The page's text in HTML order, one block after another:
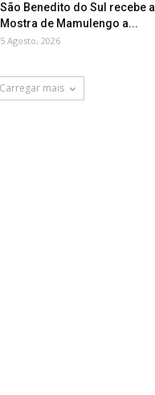
São Benedito do Sul recebe a I
Mostra de Mamulengo a...
5 Agosto, 2026
Carregar mais